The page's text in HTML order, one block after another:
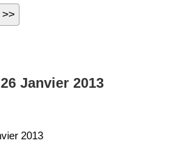
Janvier 2013
2013